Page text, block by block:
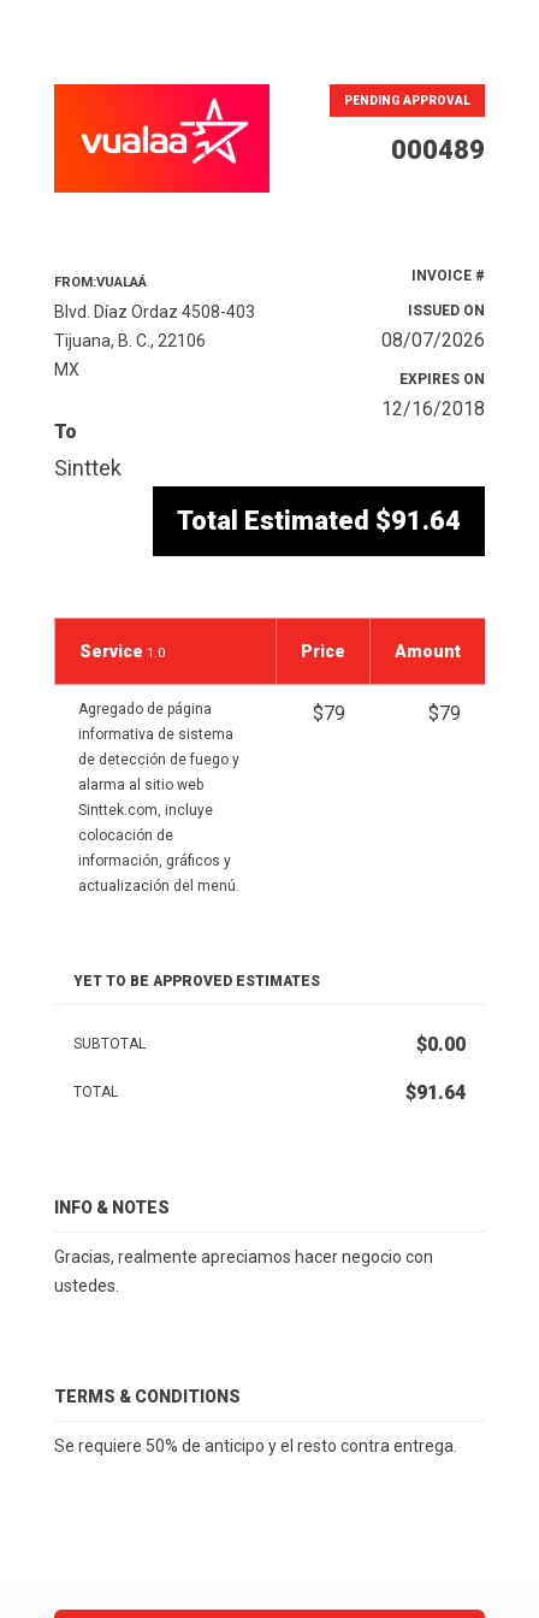
PENDING APPROVAL
000489
FROM:VUALAÁ
Blvd. Díaz Ordaz 4508-403
Tijuana, B. C., 22106
MX
To
Sinttek
INVOICE #
ISSUED ON
08/07/2026
EXPIRES ON
12/16/2018
Total Estimated $91.64
Service 1.0
Agregado de página
informativa de sistema
de detección de fuego y
alarma al sitio web
Sinttek.com, incluye
colocación de
información, gráficos y
actualización del menú.
Price
$79
Amount
$79
YET TO BE APPROVED ESTIMATES
SUBTOTAL $0.00
TOTAL $91.64
INFO & NOTES
Gracias, realmente apreciamos hacer negocio con
ustedes.
TERMS & CONDITIONS
Se requiere 50% de anticipo y el resto contra entrega.